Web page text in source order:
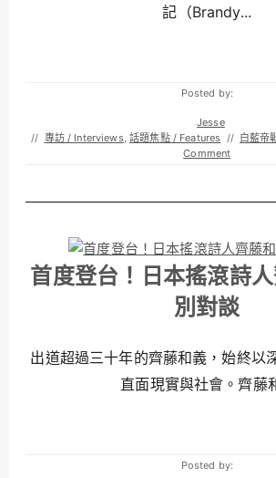
記（Brandy...
Posted by:
Jesse
// 專訪 / Interviews,話題焦點 / Features // 白藍帝
Comment
首度登台！日本搖滾詩
別對談
出道超過三十年的齊藤和義，始終以
直面現實與社會。齊藤
Posted by: